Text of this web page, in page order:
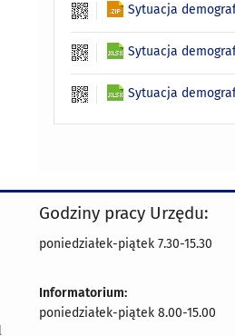
Sytuacja
Sytuacja
Sytuacja
Godziny pracy Urzędu:
poniedziałek-piątek 7.30-15.30
Informatorium:
poniedziałek-piątek 8.00-15.00